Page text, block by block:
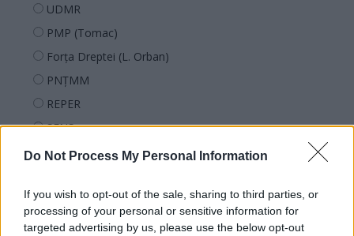
Do Not Process My Personal Information
If you wish to opt-out of the sale, sharing to third parties, or
processing of your personal or sensitive information for
targeted advertising by us, please use the below opt-out
UDMR
PMP (Tomac)
Forța Dreptei (L. Orban)
PNȚMM
REPER
SENS
SOS (Șoșoacă)
PACE (Peia)
Acțiunea Conservatoare (Târziu)